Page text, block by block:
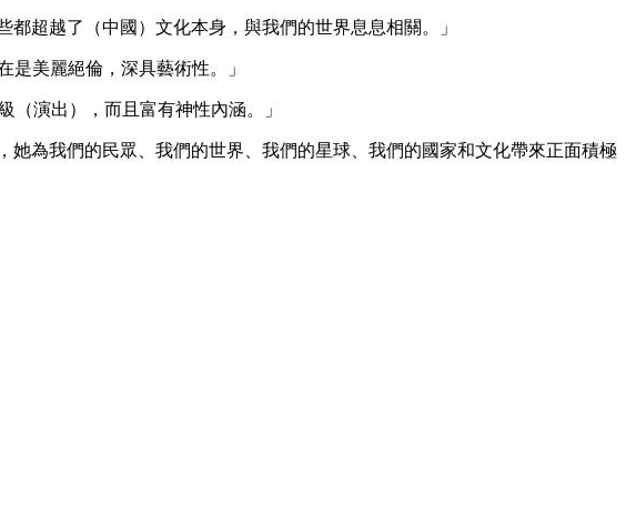
超越了（中國）文化本身，與我們的世界息息相關。」
是美麗絕倫，深具藝術性。」
（演出），而且富有神性內涵。」
為我們的民眾、我們的世界、我們的星球、我們的國家和文化帶來正面積極